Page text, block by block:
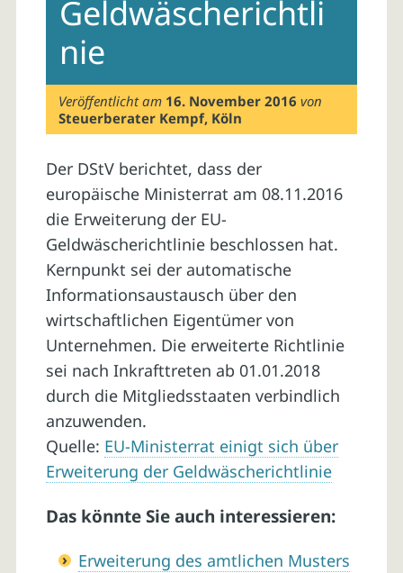
Geldwäscherichtli
nie
Veröffentlicht am 16. November 2016 von
Steuerberater Kempf, Köln
Der DStV berichtet, dass der
europäische Ministerrat am 08.11.2016
die Erweiterung der EU-
Geldwäscherichtlinie beschlossen hat.
Kernpunkt sei der automatische
Informationsaustausch über den
wirtschaftlichen Eigentümer von
Unternehmen. Die erweiterte Richtlinie
sei nach Inkrafttreten ab 01.01.2018
durch die Mitgliedsstaaten verbindlich
anzuwenden.
Quelle: EU-Ministerrat einigt sich über
Erweiterung der Geldwäscherichtlinie
Das könnte Sie auch interessieren:
Erweiterung des amtlichen Musters